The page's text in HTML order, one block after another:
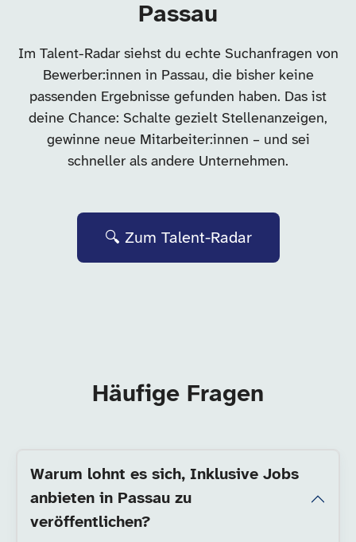
Passau
Im Talent-Radar siehst du echte Suchanfragen von
Bewerber:innen in Passau, die bisher keine
passenden Ergebnisse gefunden haben. Das ist
deine Chance: Schalte gezielt Stellenanzeigen,
gewinne neue Mitarbeiter:innen – und sei
schneller als andere Unternehmen.
🔍 Zum Talent-Radar
Häufige Fragen
Warum lohnt es sich, Inklusive Jobs
anbieten in Passau zu
veröffentlichen?